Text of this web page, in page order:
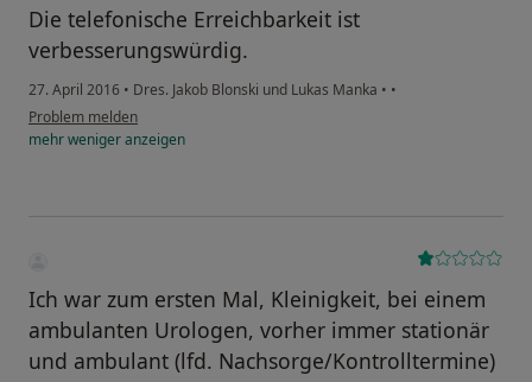
Die telefonische Erreichbarkeit ist
verbesserungswürdig.
27. April 2016 • Dres. Jakob Blonski und Lukas Manka • •
Problem melden
mehrwenigeranzeigen
Ich war zum ersten Mal, Kleinigkeit, bei einem
ambulanten Urologen, vorher immer stationär
und ambulant (lfd. Nachsorge/Kontrolltermine)